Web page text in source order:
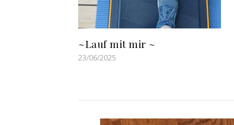
~Lauf mit mir ~
23/06/2025